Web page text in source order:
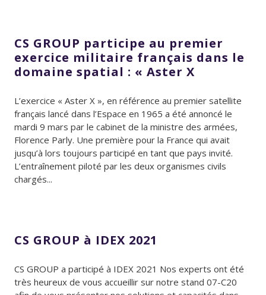
CS GROUP participe au premier
exercice militaire français dans le
domaine spatial : « Aster X
L’exercice « Aster X », en référence au premier satellite
français lancé dans l’Espace en 1965 a été annoncé le
mardi 9 mars par le cabinet de la ministre des armées,
Florence Parly. Une première pour la France qui avait
jusqu’à lors toujours participé en tant que pays invité.
L’entraînement piloté par les deux organismes civils
chargés...
CS GROUP à IDEX 2021
CS GROUP a participé à IDEX 2021 Nos experts ont été
très heureux de vous accueillir sur notre stand 07-C20